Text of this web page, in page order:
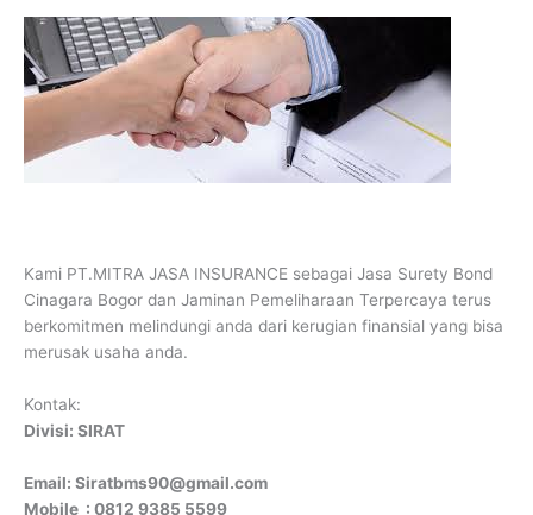
Kami PT.MITRA JASA INSURANCE sebagai Jasa Surety Bond
Cinagara Bogor dan Jaminan Pemeliharaan Terpercaya terus
berkomitmen melindungi anda dari kerugian finansial yang bisa
merusak usaha anda.
Kontak:
Divisi: SIRAT
Email: Siratbms90@gmail.com
Mobile : 0812 9385 5599